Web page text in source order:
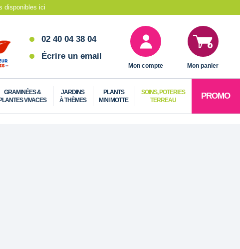
disponibles ici
02 40 04 38 04
Écrire un email
Mon compte Mon panier
GRAMINÉES &
PLANTES VIVACES
JARDINS
À THÈMES
PLANTS
MINI MOTTE
SOINS, POTERIES
TERREAU
PROMO